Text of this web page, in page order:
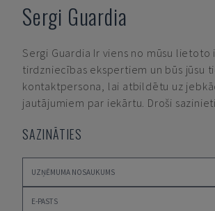
Sergi Guardia
Sergi Guardia Ir viens no mūsu lietoto
tirdzniecības ekspertiem un būs jūsu
kontaktpersona, lai atbildētu uz
jautājumiem par iekārtu. Droši
SAZINĀTIES